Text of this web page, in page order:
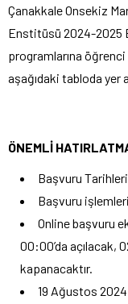
Çanakkale Onsekiz
Enstitüsü 2024-2025
programlarına öğrenci
aşağıdaki tabloda yer
ÖNEMLİ
Başvuru Tarihleri
Başvuru
Online başvuru
00:00’da açılacak,
kapanacaktır.
19 Ağustos